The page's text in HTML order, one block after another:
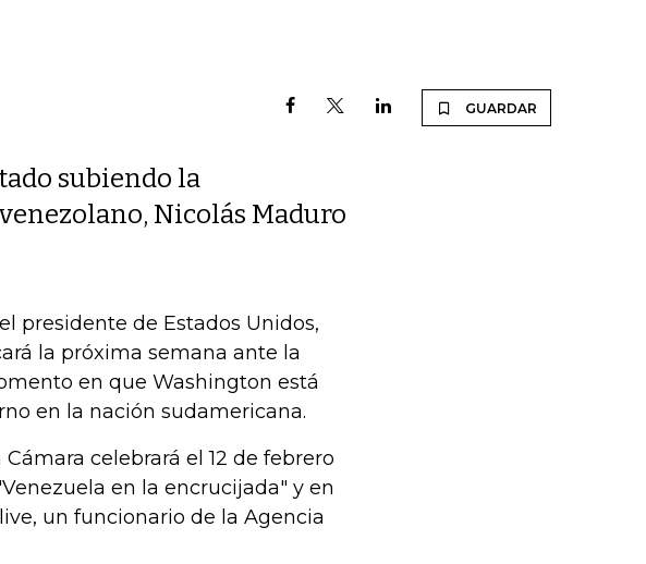
GUARDAR
subiendo la
Nicolás Maduro
presidente de Estados Unidos,
la próxima semana ante la
en que Washington está
en la nación sudamericana.
celebrará el 12 de febrero
en la encrucijada" y en
un funcionario de la Agencia